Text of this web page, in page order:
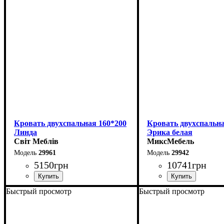
Кровать двухспальная 160*200
Линда
Світ Меблів
29961
5150грн
Кровать
Эрика белая
МиксМебель
29942
10741грн
Быстрый просмотр Быстрый просмотр